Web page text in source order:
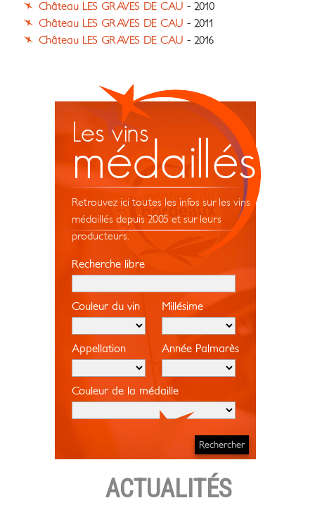
Château LES GRAVES DE CAU - 2010
Château LES GRAVES DE CAU - 2011
Château LES GRAVES DE CAU - 2016
Les vins
médaillés
Retrouvez ici toutes les infos sur les vins
médaillés depuis 2005 et sur leurs
producteurs.
Recherche libre
Couleur du vin Millésime
Appellation Année Palmarès
Couleur de la médaille
ACTUALITÉS